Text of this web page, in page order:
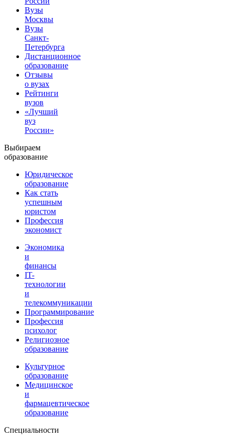
Вузы
Москвы
Вузы
Санкт-
Петербурга
Дистанционное
образование
Отзывы
о вузах
Рейтинги
вузов
«Лучший
вуз
России»
Выбираем
образование
Юридическое
образование
Как стать
успешным
юристом
Профессия
экономист
Экономика
и
финансы
IT-
технологии
и
телекоммуникации
Программирование
Профессия
психолог
Религиозное
образование
Культурное
образование
Медицинское
и
фармацевтическое
образование
Специальности